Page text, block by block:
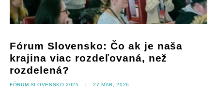
Fórum Slovensko: Čo ak je naša
krajina viac rozdeľovaná, než
rozdelená?
Fórum Slovensko 2025 | 27 mar, 2026